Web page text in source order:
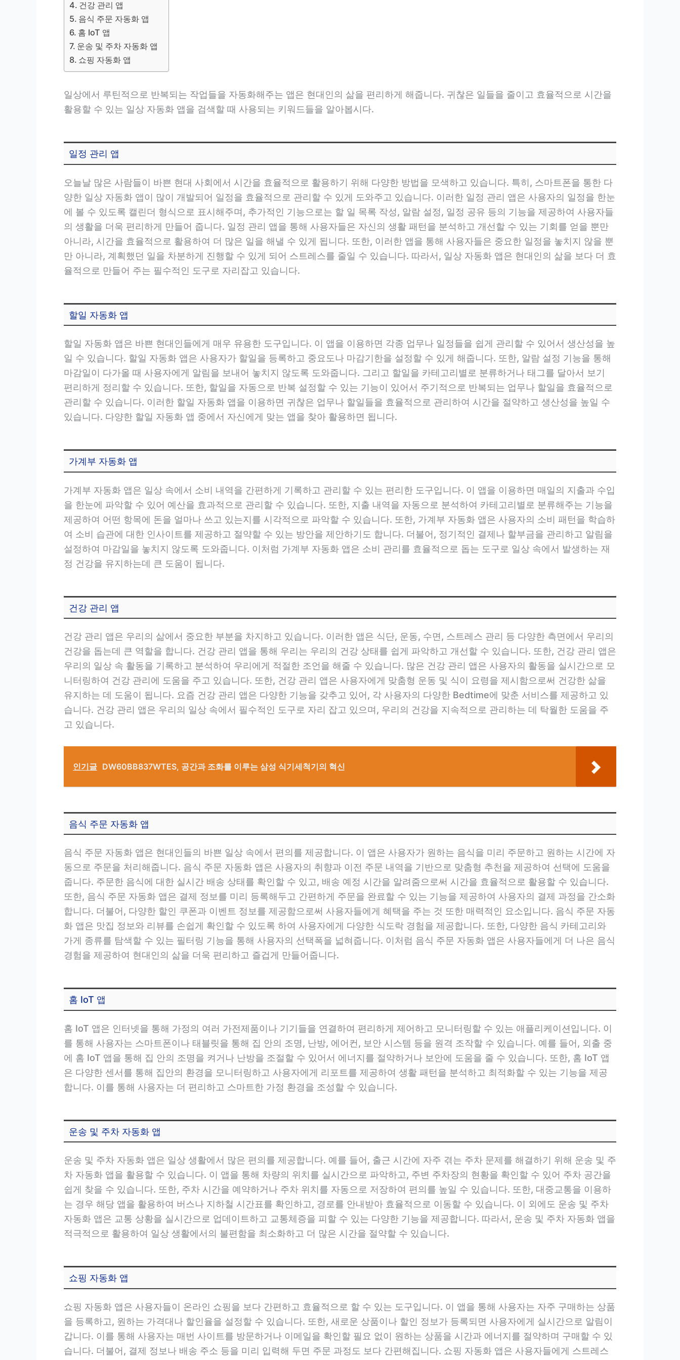
건강 관리 앱
음식 주문 자동화 앱
홈 IoT 앱
운송 및 주차 자동화 앱
쇼핑 자동화 앱
일상에서 루틴적으로 반복되는 작업들을 자동화해주는 앱은 현대인의 삶을 편리하게 해줍니다. 귀찮은 일들을 줄이고 효율적으로 시간을
활용할 수 있는 일상 자동화 앱을 검색할 때 사용되는 키워드들을 알아봅시다.
일정 관리 앱
오늘날 많은 사람들이 바쁜 현대 사회에서 시간을 효율적으로 활용하기 위해 다양한 방법을 모색하고 있습니다. 특히, 스마트폰을 통한 다
양한 일상 자동화 앱이 많이 개발되어 일정을 효율적으로 관리할 수 있게 도와주고 있습니다. 이러한 일정 관리 앱은 사용자의 일정을 한눈
에 볼 수 있도록 캘린더 형식으로 표시해주며, 추가적인 기능으로는 할 일 목록 작성, 알람 설정, 일정 공유 등의 기능을 제공하여 사용자들
의 생활을 더욱 편리하게 만들어 줍니다. 일정 관리 앱을 통해 사용자들은 자신의 생활 패턴을 분석하고 개선할 수 있는 기회를 얻을 뿐만
아니라, 시간을 효율적으로 활용하여 더 많은 일을 해낼 수 있게 됩니다. 또한, 이러한 앱을 통해 사용자들은 중요한 일정을 놓치지 않을 뿐
만 아니라, 계획했던 일을 차분하게 진행할 수 있게 되어 스트레스를 줄일 수 있습니다. 따라서, 일상 자동화 앱은 현대인의 삶을 보다 더 효
율적으로 만들어 주는 필수적인 도구로 자리잡고 있습니다.
할일 자동화 앱
할일 자동화 앱은 바쁜 현대인들에게 매우 유용한 도구입니다. 이 앱을 이용하면 각종 업무나 일정들을 쉽게 관리할 수 있어서 생산성을 높
일 수 있습니다. 할일 자동화 앱은 사용자가 할일을 등록하고 중요도나 마감기한을 설정할 수 있게 해줍니다. 또한, 알람 설정 기능을 통해
마감일이 다가올 때 사용자에게 알림을 보내어 놓치지 않도록 도와줍니다. 그리고 할일을 카테고리별로 분류하거나 태그를 달아서 보기
편리하게 정리할 수 있습니다. 또한, 할일을 자동으로 반복 설정할 수 있는 기능이 있어서 주기적으로 반복되는 업무나 할일을 효율적으로
관리할 수 있습니다. 이러한 할일 자동화 앱을 이용하면 귀찮은 업무나 할일들을 효율적으로 관리하여 시간을 절약하고 생산성을 높일 수
있습니다. 다양한 할일 자동화 앱 중에서 자신에게 맞는 앱을 찾아 활용하면 됩니다.
가계부 자동화 앱
가계부 자동화 앱은 일상 속에서 소비 내역을 간편하게 기록하고 관리할 수 있는 편리한 도구입니다. 이 앱을 이용하면 매일의 지출과 수입
을 한눈에 파악할 수 있어 예산을 효과적으로 관리할 수 있습니다. 또한, 지출 내역을 자동으로 분석하여 카테고리별로 분류해주는 기능을
제공하여 어떤 항목에 돈을 얼마나 쓰고 있는지를 시각적으로 파악할 수 있습니다. 또한, 가계부 자동화 앱은 사용자의 소비 패턴을 학습하
여 소비 습관에 대한 인사이트를 제공하고 절약할 수 있는 방안을 제안하기도 합니다. 더불어, 정기적인 결제나 할부금을 관리하고 알림을
설정하여 마감일을 놓치지 않도록 도와줍니다. 이처럼 가계부 자동화 앱은 소비 관리를 효율적으로 돕는 도구로 일상 속에서 발생하는 재
정 건강을 유지하는데 큰 도움이 됩니다.
건강 관리 앱
건강 관리 앱은 우리의 삶에서 중요한 부분을 차지하고 있습니다. 이러한 앱은 식단, 운동, 수면, 스트레스 관리 등 다양한 측면에서 우리의
건강을 돕는데 큰 역할을 합니다. 건강 관리 앱을 통해 우리는 우리의 건강 상태를 쉽게 파악하고 개선할 수 있습니다. 또한, 건강 관리 앱은
우리의 일상 속 활동을 기록하고 분석하여 우리에게 적절한 조언을 해줄 수 있습니다. 많은 건강 관리 앱은 사용자의 활동을 실시간으로 모
니터링하여 건강 관리에 도움을 주고 있습니다. 또한, 건강 관리 앱은 사용자에게 맞춤형 운동 및 식이 요령을 제시함으로써 건강한 삶을
유지하는 데 도움이 됩니다. 요즘 건강 관리 앱은 다양한 기능을 갖추고 있어, 각 사용자의 다양한 Bedtime에 맞춘 서비스를 제공하고 있
습니다. 건강 관리 앱은 우리의 일상 속에서 필수적인 도구로 자리 잡고 있으며, 우리의 건강을 지속적으로 관리하는 데 탁월한 도움을 주
고 있습니다.
인기글 DW60BB837WTES, 공간과 조화를 이루는 삼성 식기세척기의 혁신
음식 주문 자동화 앱
음식 주문 자동화 앱은 현대인들의 바쁜 일상 속에서 편의를 제공합니다. 이 앱은 사용자가 원하는 음식을 미리 주문하고 원하는 시간에 자
동으로 주문을 처리해줍니다. 음식 주문 자동화 앱은 사용자의 취향과 이전 주문 내역을 기반으로 맞춤형 추천을 제공하여 선택에 도움을
줍니다. 주문한 음식에 대한 실시간 배송 상태를 확인할 수 있고, 배송 예정 시간을 알려줌으로써 시간을 효율적으로 활용할 수 있습니다.
또한, 음식 주문 자동화 앱은 결제 정보를 미리 등록해두고 간편하게 주문을 완료할 수 있는 기능을 제공하여 사용자의 결제 과정을 간소화
합니다. 더불어, 다양한 할인 쿠폰과 이벤트 정보를 제공함으로써 사용자들에게 혜택을 주는 것 또한 매력적인 요소입니다. 음식 주문 자동
화 앱은 맛집 정보와 리뷰를 손쉽게 확인할 수 있도록 하여 사용자에게 다양한 식도락 경험을 제공합니다. 또한, 다양한 음식 카테고리와
가게 종류를 탐색할 수 있는 필터링 기능을 통해 사용자의 선택폭을 넓혀줍니다. 이처럼 음식 주문 자동화 앱은 사용자들에게 더 나은 음식
경험을 제공하여 현대인의 삶을 더욱 편리하고 즐겁게 만들어줍니다.
홈 IoT 앱
홈 IoT 앱은 인터넷을 통해 가정의 여러 가전제품이나 기기들을 연결하여 편리하게 제어하고 모니터링할 수 있는 애플리케이션입니다. 이
를 통해 사용자는 스마트폰이나 태블릿을 통해 집 안의 조명, 난방, 에어컨, 보안 시스템 등을 원격 조작할 수 있습니다. 예를 들어, 외출 중
에 홈 IoT 앱을 통해 집 안의 조명을 켜거나 난방을 조절할 수 있어서 에너지를 절약하거나 보안에 도움을 줄 수 있습니다. 또한, 홈 IoT 앱
은 다양한 센서를 통해 집안의 환경을 모니터링하고 사용자에게 리포트를 제공하여 생활 패턴을 분석하고 최적화할 수 있는 기능을 제공
합니다. 이를 통해 사용자는 더 편리하고 스마트한 가정 환경을 조성할 수 있습니다.
운송 및 주차 자동화 앱
운송 및 주차 자동화 앱은 일상 생활에서 많은 편의를 제공합니다. 예를 들어, 출근 시간에 자주 겪는 주차 문제를 해결하기 위해 운송 및 주
차 자동화 앱을 활용할 수 있습니다. 이 앱을 통해 차량의 위치를 실시간으로 파악하고, 주변 주차장의 현황을 확인할 수 있어 주차 공간을
쉽게 찾을 수 있습니다. 또한, 주차 시간을 예약하거나 주차 위치를 자동으로 저장하여 편의를 높일 수 있습니다. 또한, 대중교통을 이용하
는 경우 해당 앱을 활용하여 버스나 지하철 시간표를 확인하고, 경로를 안내받아 효율적으로 이동할 수 있습니다. 이 외에도 운송 및 주차
자동화 앱은 교통 상황을 실시간으로 업데이트하고 교통체증을 피할 수 있는 다양한 기능을 제공합니다. 따라서, 운송 및 주차 자동화 앱을
적극적으로 활용하여 일상 생활에서의 불편함을 최소화하고 더 많은 시간을 절약할 수 있습니다.
쇼핑 자동화 앱
쇼핑 자동화 앱은 사용자들이 온라인 쇼핑을 보다 간편하고 효율적으로 할 수 있는 도구입니다. 이 앱을 통해 사용자는 자주 구매하는 상품
을 등록하고, 원하는 가격대나 할인율을 설정할 수 있습니다. 또한, 새로운 상품이나 할인 정보가 등록되면 사용자에게 실시간으로 알림이
갑니다. 이를 통해 사용자는 매번 사이트를 방문하거나 이메일을 확인할 필요 없이 원하는 상품을 시간과 에너지를 절약하며 구매할 수 있
습니다. 더불어, 결제 정보나 배송 주소 등을 미리 입력해 두면 주문 과정도 보다 간편해집니다. 쇼핑 자동화 앱은 사용자들에게 스트레스